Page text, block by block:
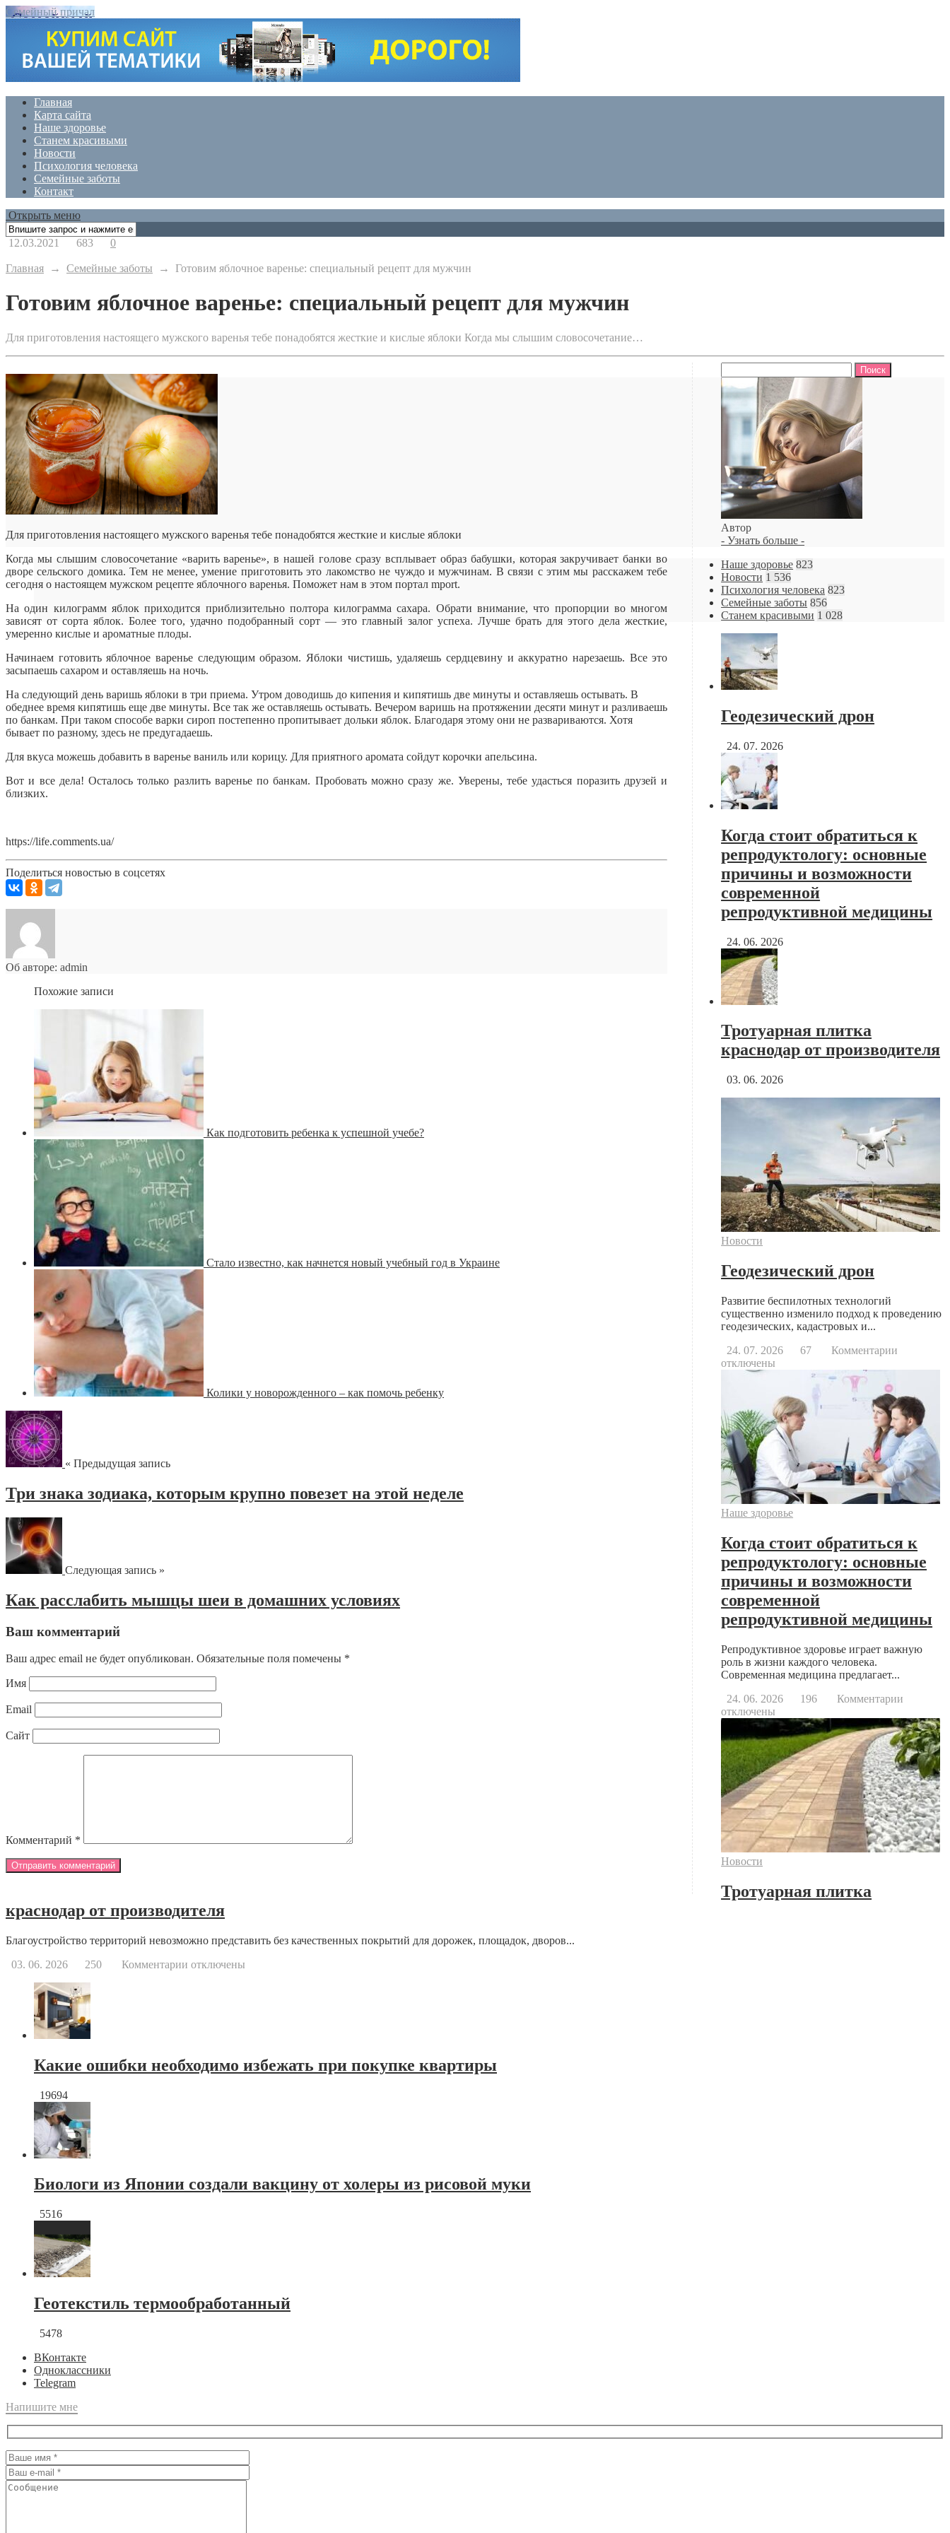
Семейный причал
Главная
Карта сайта
Наше здоровье
Станем красивыми
Новости
Психология человека
Семейные заботы
Контакт
Открыть меню
12.03.2021 683 0
Главная → Семейные заботы → Готовим яблочное варенье: специальный рецепт для мужчин
Готовим яблочное варенье: специальный рецепт для мужчин
Для приготовления настоящего мужского варенья тебе понадобятся жесткие и кислые яблоки Когда мы слышим словосочетание…
Для приготовления настоящего мужского варенья тебе понадобятся жесткие и кислые яблоки
Когда мы слышим словосочетание «варить варенье», в нашей голове сразу всплывает образ бабушки, которая закручивает банки во
дворе сельского домика. Тем не менее, умение приготовитьэто лакомство не чуждо и мужчинам. В связи с этим мы расскажем тебе
сегодня о настоящем мужском рецепте яблочного варенья. Поможет нам в этом портал mport.
На один килограмм яблок приходится приблизительно полтора килограмма сахара. Обрати внимание, что пропорции во многом
зависят от сорта яблок. Более того, удачно подобранный сорт — это главный залог успеха. Лучше брать для этого дела жесткие,
умеренно кислые и ароматные плоды.
Начинаем готовить яблочное варенье следующим образом. Яблоки чистишь, удаляешь сердцевину и аккуратно нарезаешь. Все это
засыпаешь сахаром и оставляешь на ночь.
На следующий день варишь яблоки в три приема. Утром доводишь до кипения и кипятишь две минуты и оставляешь остывать. В
обеднее время кипятишь еще две минуты. Все так же оставляешь остывать. Вечером варишь на протяжении десяти минут и разливаешь
по банкам. При таком способе варки сироп постепенно пропитывает дольки яблок. Благодаря этому они не развариваются. Хотя
бывает по разному, здесь не предугадаешь.
Для вкуса можешь добавить в варенье ваниль или корицу. Для приятного аромата сойдут корочки апельсина.
Вот и все дела! Осталось только разлить варенье по банкам. Пробовать можно сразу же. Уверены, тебе удасться поразить друзей и
близких.
https://life.comments.ua/
Поделиться новостью в соцсетях
Об авторе: admin
Похожие записи
Как подготовить ребенка к успешной учебе?
Стало известно, как начнется новый учебный год в Украине
Колики у новорожденного – как помочь ребенку
« Предыдущая запись
Три знака зодиака, которым крупно повезет на этой неделе
Следующая запись »
Как расслабить мышцы шеи в домашних условиях
Ваш комментарий
Ваш адрес email не будет опубликован. Обязательные поля помечены *
Имя
Email
Сайт
Комментарий *
Автор
- Узнать больше -
Наше здоровье 823
Новости 1 536
Психология человека 823
Семейные заботы 856
Станем красивыми 1 028
Геодезический дрон
24. 07. 2026
Когда стоит обратиться к
репродуктологу: основные
причины и возможности
современной
репродуктивной медицины
24. 06. 2026
Тротуарная плитка
краснодар от производителя
03. 06. 2026
Новости
Геодезический дрон
Развитие беспилотных технологий
существенно изменило подход к проведению
геодезических, кадастровых и...
24. 07. 2026
67 Комментарии
отключены
Наше здоровье
Когда стоит обратиться к
репродуктологу: основные
причины и возможности
современной
репродуктивной медицины
Репродуктивное здоровье играет важную
роль в жизни каждого человека.
Современная медицина предлагает...
24. 06. 2026
196 Комментарии
Когда
стоит
к
основные
причины
и
отключены
Новости
Тротуарная плитка
краснодар от производителя
Благоустройство территорий невозможно представить без качественных покрытий для дорожек, площадок, дворов...
03. 06. 2026
250 Комментарии котключены
Какие ошибки необходимо избежать при покупке квартиры
19694
Биологи из Японии создали вакцину от холеры из рисовой муки
5516
Геотекстиль термообработанный
5478
ВКонтакте
Одноклассники
Telegram
Напишите мне